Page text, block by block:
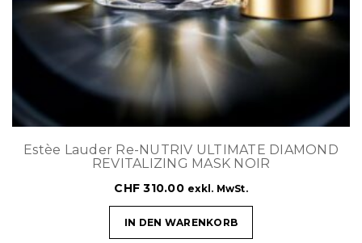
Estèe Lauder Re-NUTRIV ULTIMATE DIAMOND
REVITALIZING MASK NOIR
CHF 310.00 exkl. MwSt.
IN DEN WARENKORB